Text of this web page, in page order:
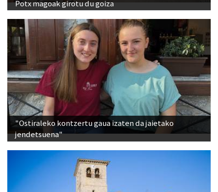
"Ostiraleko kontzertu gaua izaten da jaietako
jendetsuena"